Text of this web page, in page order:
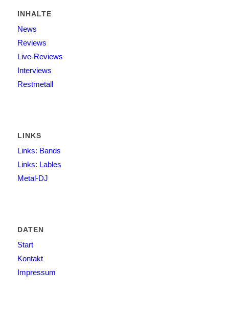
INHALTE
News
Reviews
Live-Reviews
Interviews
Restmetall
LINKS
Links: Bands
Links: Lables
Metal-DJ
DATEN
Start
Kontakt
Impressum